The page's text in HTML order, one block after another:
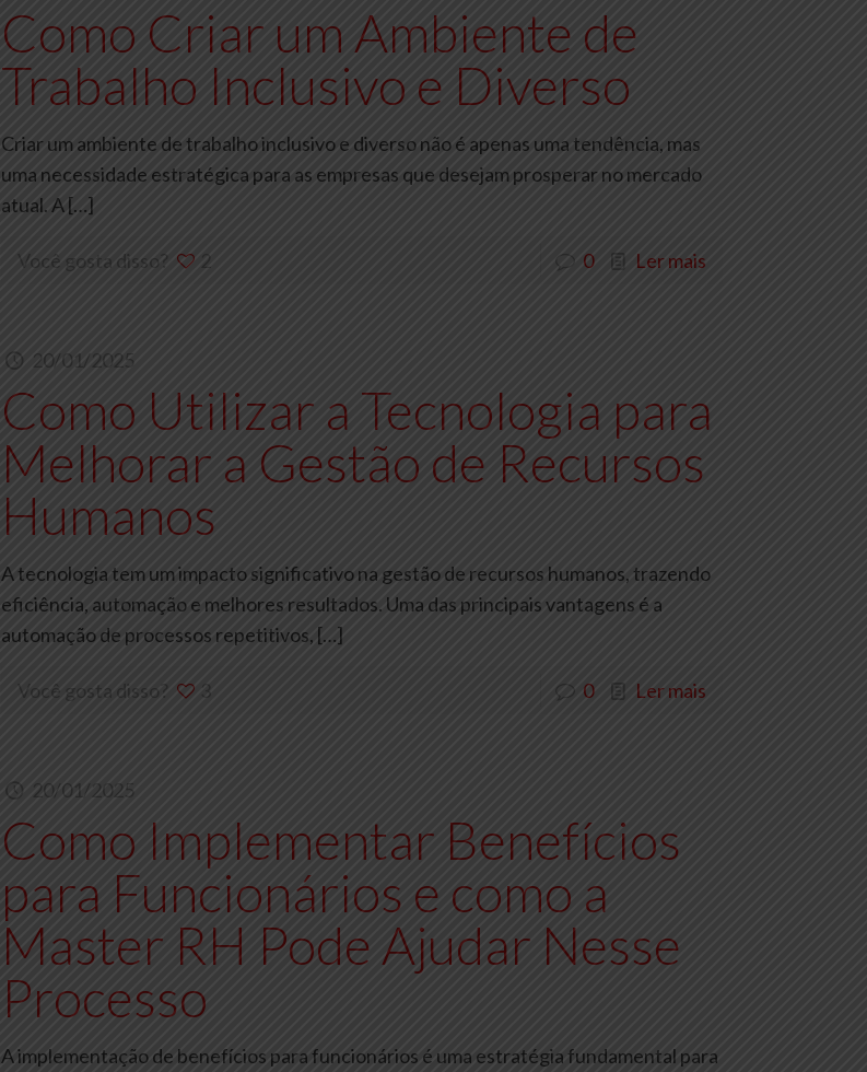
Como Criar um Ambiente de
Trabalho Inclusivo e Diverso
Criar um ambiente de trabalho inclusivo e diverso não é apenas uma tendência, mas
uma necessidade estratégica para as empresas que desejam prosperar no mercado
atual. A[…]
Você gosta disso? 2 0 Ler mais
20/01/2025
Como Utilizar a Tecnologia para
Melhorar a Gestão de Recursos
Humanos
A tecnologia tem um impacto significativo na gestão de recursos humanos, trazendo
eficiência, automação e melhores resultados. Uma das principais vantagens é a
automação de processos repetitivos, […]
Você gosta disso? 3 0 Ler mais
20/01/2025
Como Implementar Benefícios
para Funcionários e como a
Master RH Pode Ajudar Nesse
Processo
A implementação de benefícios para funcionários é uma estratégia fundamental para